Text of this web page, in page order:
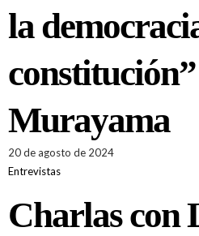
la
Murayama
20 de agosto de 2024
Entrevistas
Charlas con